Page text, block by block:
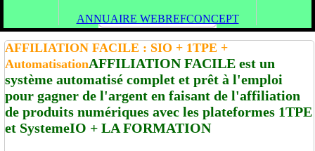
ANNUAIRE WEBREFCONCEPT
AFFILIATION FACILE : SIO + 1TPE +
AutomatisationAFFILIATION FACILE est un
système automatisé complet et prêt à l'emploi
pour gagner de l'argent en faisant de l'affiliation
de produits numériques avec les plateformes 1TPE
et SystemeIO + LA FORMATION